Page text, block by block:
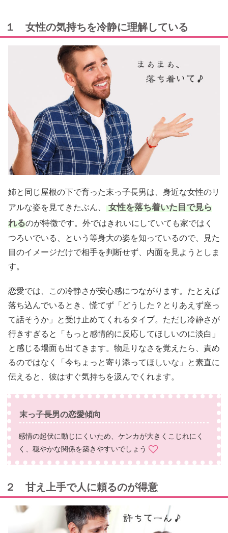
１ 女性の気持ちを冷静に理解している
姉と同じ屋根の下で育った末っ子長男は、身近な女性のリ
アルな姿を見てきたぶん、
女性を落ち着いた目で見ら
れるのが特徴です。外ではきれいにしていても家ではく
つろいでいる、という等身大の姿を知っているので、見た
目のイメージだけで相手を判断せず、内面を見ようとしま
す。
恋愛では、この冷静さが安心感につながります。たとえば
落ち込んでいるとき、慌てず「どうした？とりあえず座っ
て話そうか」と受け止めてくれるタイプ。ただし冷静さが
行きすぎると「もっと感情的に反応してほしいのに淡白」
と感じる場面も出てきます。物足りなさを覚えたら、責め
るのではなく「今ちょっと寄り添ってほしいな」と素直に
伝えると、彼はすぐ気持ちを汲んでくれます。
末っ子長男の恋愛傾向
感情の起伏に動じにくいため、ケンカが大きくこじれにく
く、穏やかな関係を築きやすいでしょう
２ 甘え上手で人に頼るのが得意